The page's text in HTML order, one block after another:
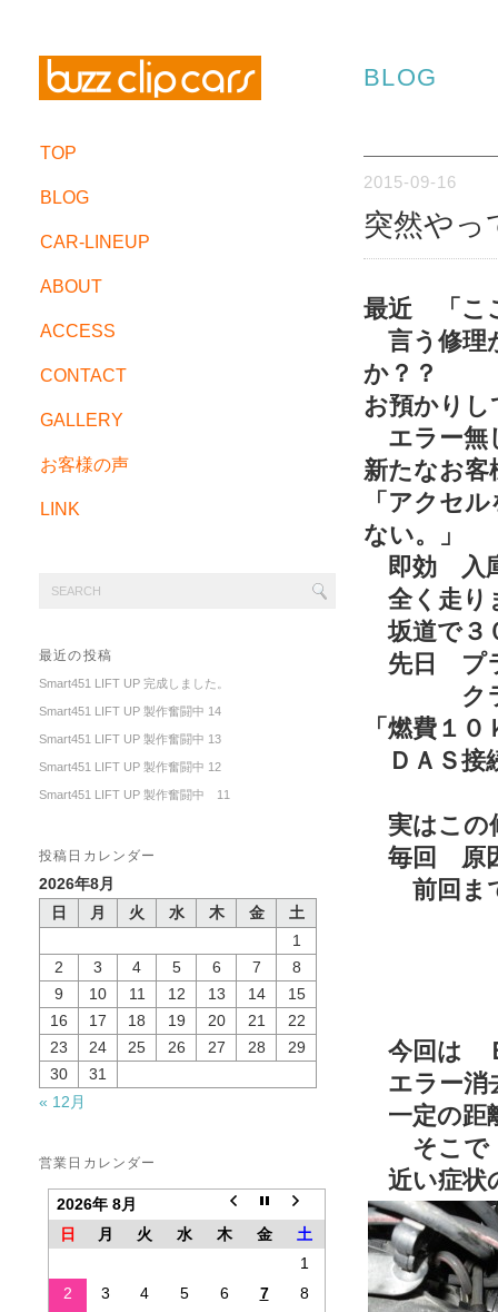
TOP
BLOG
CAR-LINEUP
ABOUT
ACCESS
CONTACT
GALLERY
お客様の声
LINK
最近の投稿
Smart451 LIFT UP 完成しました。
Smart451 LIFT UP 製作奮闘中 14
Smart451 LIFT UP 製作奮闘中 13
Smart451 LIFT UP 製作奮闘中 12
Smart451 LIFT UP 製作奮闘中 11
投稿日カレンダー
2026年8月
日
月 火 水 木 金
土
1
2
3 4 5 6 7
8
9
10 11 12 13 14
15
16
17 18 19 20 21
22
23
24 25 26 27 28
29
30
31
« 12月
営業日カレンダー
2026年 8月
日
月 火 水 木 金
土
1
2
3 4 5 6 7
8
BLOG
2015-09-16
突然やっ
最近 「こ
言う修理
か？？
お預かり
エラー無
新たなお客
「アクセ
ない。」
即効 入庫
全く走り
坂道で３
先日 プ
クラッ
「燃費１
ＤＡＳ接
実はこの
毎回 原因
前回ま
今回は Ｅ
エラー消
一定の距
そこで
近い症状